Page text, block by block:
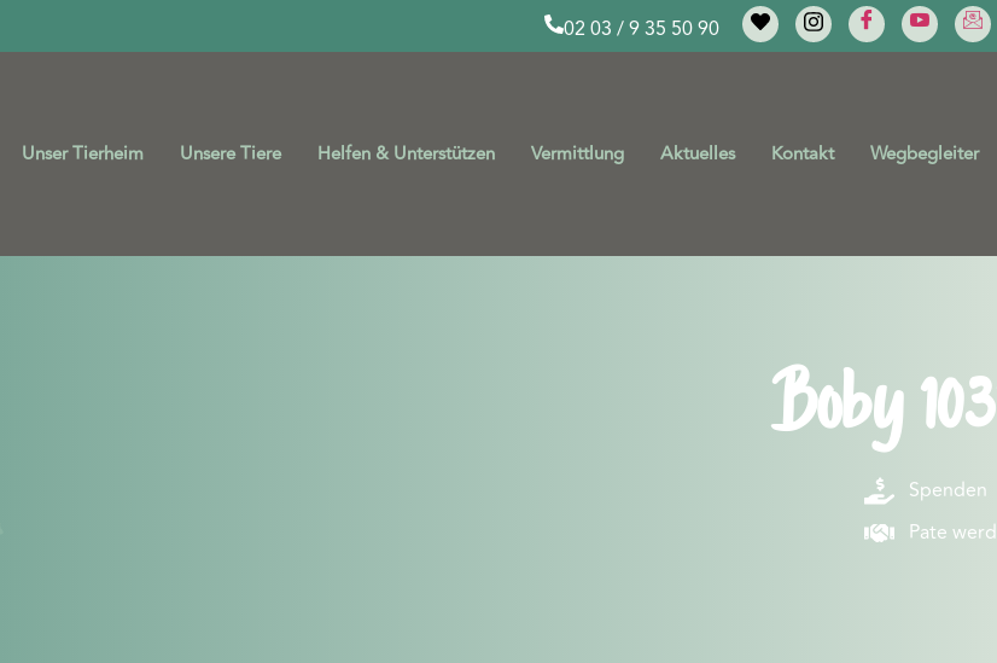
02 03 / 9 35 50 90
Unser Tierheim Unsere Tiere Helfen & Unterstützen Vermittlung Aktuelles Kontakt Wegbegleiter
Boby
Spenden
Pate